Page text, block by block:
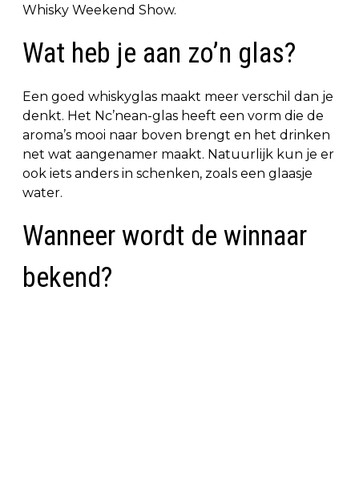
Whisky Weekend Show.
Wat heb je aan zo’n glas?
Een goed whiskyglas maakt meer verschil dan je
denkt. Het Nc’nean-glas heeft een vorm die de
aroma’s mooi naar boven brengt en het drinken
net wat aangenamer maakt. Natuurlijk kun je er
ook iets anders in schenken, zoals een glaasje
water.
Wanneer wordt de winnaar
bekend?